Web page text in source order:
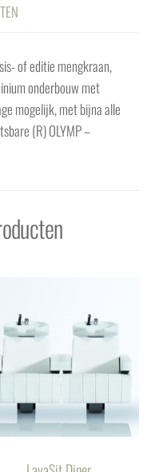
of editie mengkraan,
onderbouw met
mogelijk, met bijna alle
(R) OLYMP –